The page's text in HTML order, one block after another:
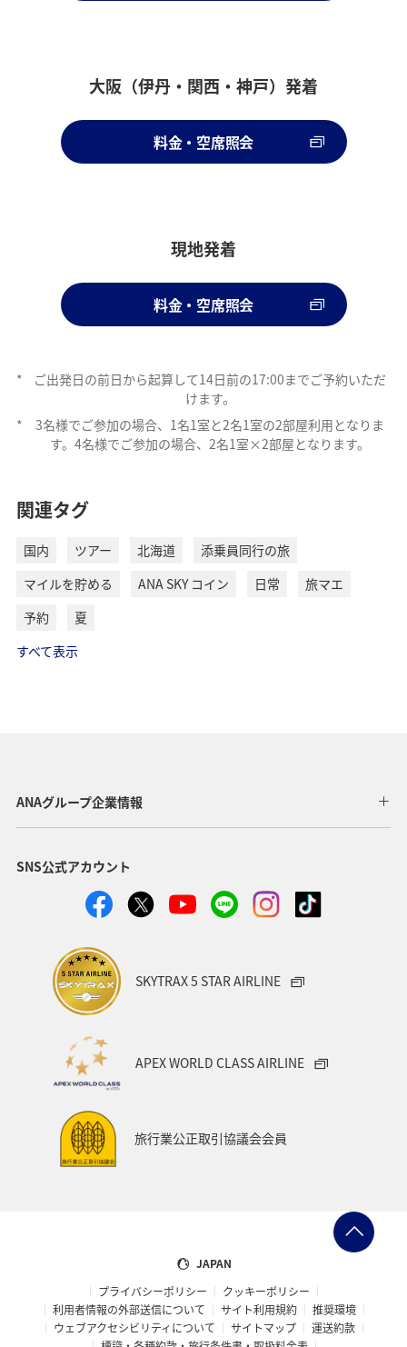
大阪（伊丹・関西・神戸）発着
料金・空席照会
現地発着
料金・空席照会
*
ご出発日の前日から起算して14日前の17:00までご予約いただ
けます。
*
3名様でご参加の場合、1名1室と2名1室の2部屋利用となりま
す。4名様でご参加の場合、2名1室×2部屋となります。
関連タグ
国内 ツアー 北海道
添乗員同行の旅
マイルを貯める
ANA SKY コイン 日常
旅マエ
予約
夏
すべて表示
ANAグループ企業情報
SNS公式アカウント
SKYTRAX 5 STAR AIRLINE
APEX WORLD CLASS AIRLINE
旅行業公正取引協議会会員
JAPAN
プライバシーポリシー
クッキーポリシー
利用者情報の外部送信について
サイト利用規約
推奨環境
ウェブアクセシビリティについて
サイトマップ
運送約款